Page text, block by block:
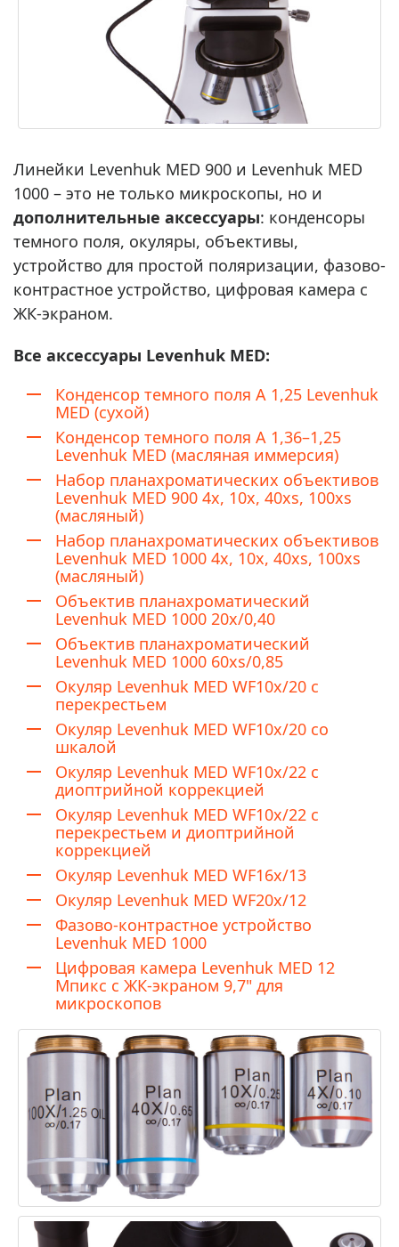
Линейки Levenhuk MED 900 и Levenhuk MED
1000 – это не только микроскопы, но и
дополнительные аксессуары: конденсоры
темного поля, окуляры, объективы,
устройство для простой поляризации, фазово-
контрастное устройство, цифровая камера с
ЖК-экраном.
Все аксессуары Levenhuk MED:
Конденсор темного поля A 1,25 Levenhuk
MED (сухой)
Конденсор темного поля А 1,36–1,25
Levenhuk MED (масляная иммерсия)
Набор планахроматических объективов
Levenhuk MED 900 4x, 10x, 40xs, 100xs
(масляный)
Набор планахроматических объективов
Levenhuk MED 1000 4x, 10x, 40xs, 100xs
(масляный)
Объектив планахроматический
Levenhuk MED 1000 20x/0,40
Объектив планахроматический
Levenhuk MED 1000 60xs/0,85
Окуляр Levenhuk MED WF10x/20 с
перекрестьем
Окуляр Levenhuk MED WF10x/20 со
шкалой
Окуляр Levenhuk MED WF10x/22 с
диоптрийной коррекцией
Окуляр Levenhuk MED WF10x/22 с
перекрестьем и диоптрийной
коррекцией
Окуляр Levenhuk MED WF16x/13
Окуляр Levenhuk MED WF20x/12
Фазово-контрастное устройство
Levenhuk MED 1000
Цифровая камера Levenhuk MED 12
Мпикс с ЖК-экраном 9,7" для
микроскопов